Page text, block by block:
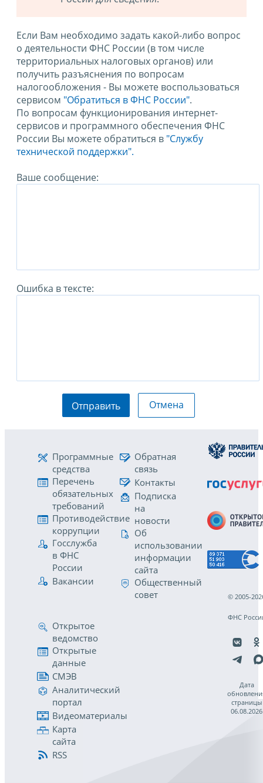
Если Вам необходимо задать какой-либо вопрос
о деятельности ФНС России (в том числе
территориальных налоговых органов) или
получить разъяснения по вопросам
налогообложения - Вы можете воспользоваться
сервисом "Обратиться в ФНС России".
По вопросам функционирования интернет-
сервисов и программного обеспечения ФНС
России Вы можете обратиться в "Службу
технической поддержки".
Ваше сообщение:
Ошибка в тексте:
Отправить Отмена
Программные
средства
Перечень
обязательных
требований
Противодействие
коррупции
Госслужба
в ФНС
России
Вакансии
Обратная
связь
Контакты
Подписка
на
новости
Об
использовании
информации
сайта
Общественный
совет
Открытое
ведомство
Открытые
данные
СМЭВ
Аналитический
портал
Видеоматериалы
Карта
сайта
RSS
© 2005-
ФНС
Дата
страницы
06.08.2026